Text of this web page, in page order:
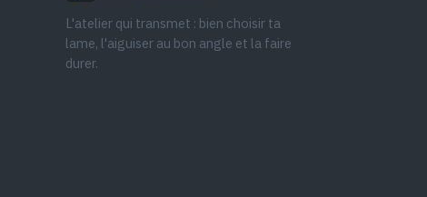
L'atelier qui transmet : bien choisir ta
lame, l'aiguiser au bon angle et la faire
durer.